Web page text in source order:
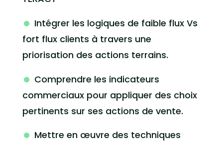
Intégrer les logiques de faible flux Vs
fort flux clients à travers une
priorisation des actions terrains.
Comprendre les indicateurs
commerciaux pour appliquer des choix
pertinents sur ses actions de vente.
Mettre en œuvre des techniques